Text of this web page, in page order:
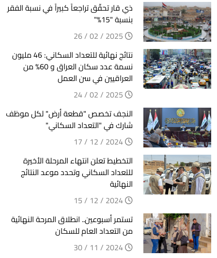
ذي قار تحقّق تراجعاً كبيراً في نسبة الفقر
بنسبة "15%"
نتائج نهائية للتعداد السكاني: 46 مليون
نسمة عدد سكان العراق و 60% من
العراقيين في سن العمل
النجف تخصص "قطعة أرض" لكل موظف
شارك في "التعداد السكاني"
التخطيط تعلن انتهاء المرحلة الأخيرة
للتعداد السكاني وتحدد موعد النتائج
النهائية
تستمر أسبوعين.. انطلاق المرحة النهائية
من التعداد العام للسكان